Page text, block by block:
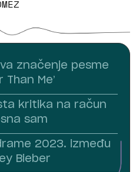
značenje pesme
Me’
kritika na račun
sam
2023. između
Bieber